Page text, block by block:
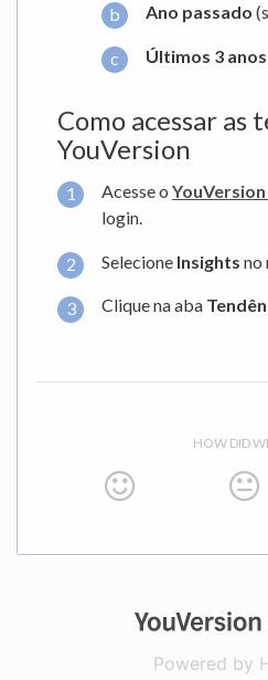
Ano passado
Últimos 3 anos
Como acessar as
YouVersion
Acesse o
login.
Selecione Insights no
Clique na aba
HOW DID
Powered by